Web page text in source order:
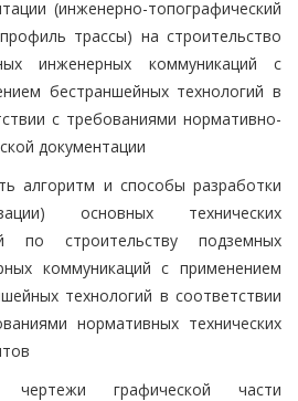
(инженерно-топографический
трассы) на строительство
инженерных коммуникаций с
бестраншейных технологий в
с требованиями нормативно-
документации
алгоритм и способы разработки
основных технических
по строительству подземных
коммуникаций с применением
технологий в соответствии
нормативных технических
чертежи графической части